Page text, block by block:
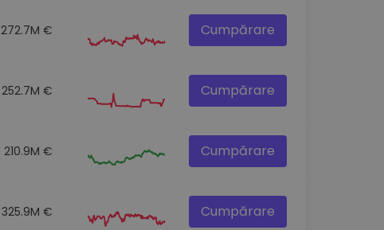
272.7M € Cumpărare
252.7M € Cumpărare
210.9M € Cumpărare
325.9M € Cumpărare